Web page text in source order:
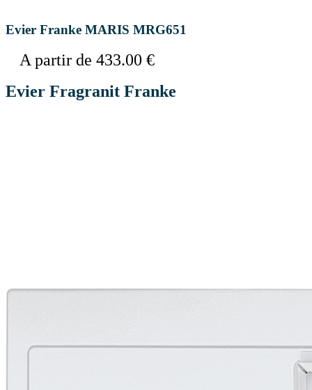
Evier Franke MARIS MRG651
A partir de 433.00 €
Evier Fragranit Franke